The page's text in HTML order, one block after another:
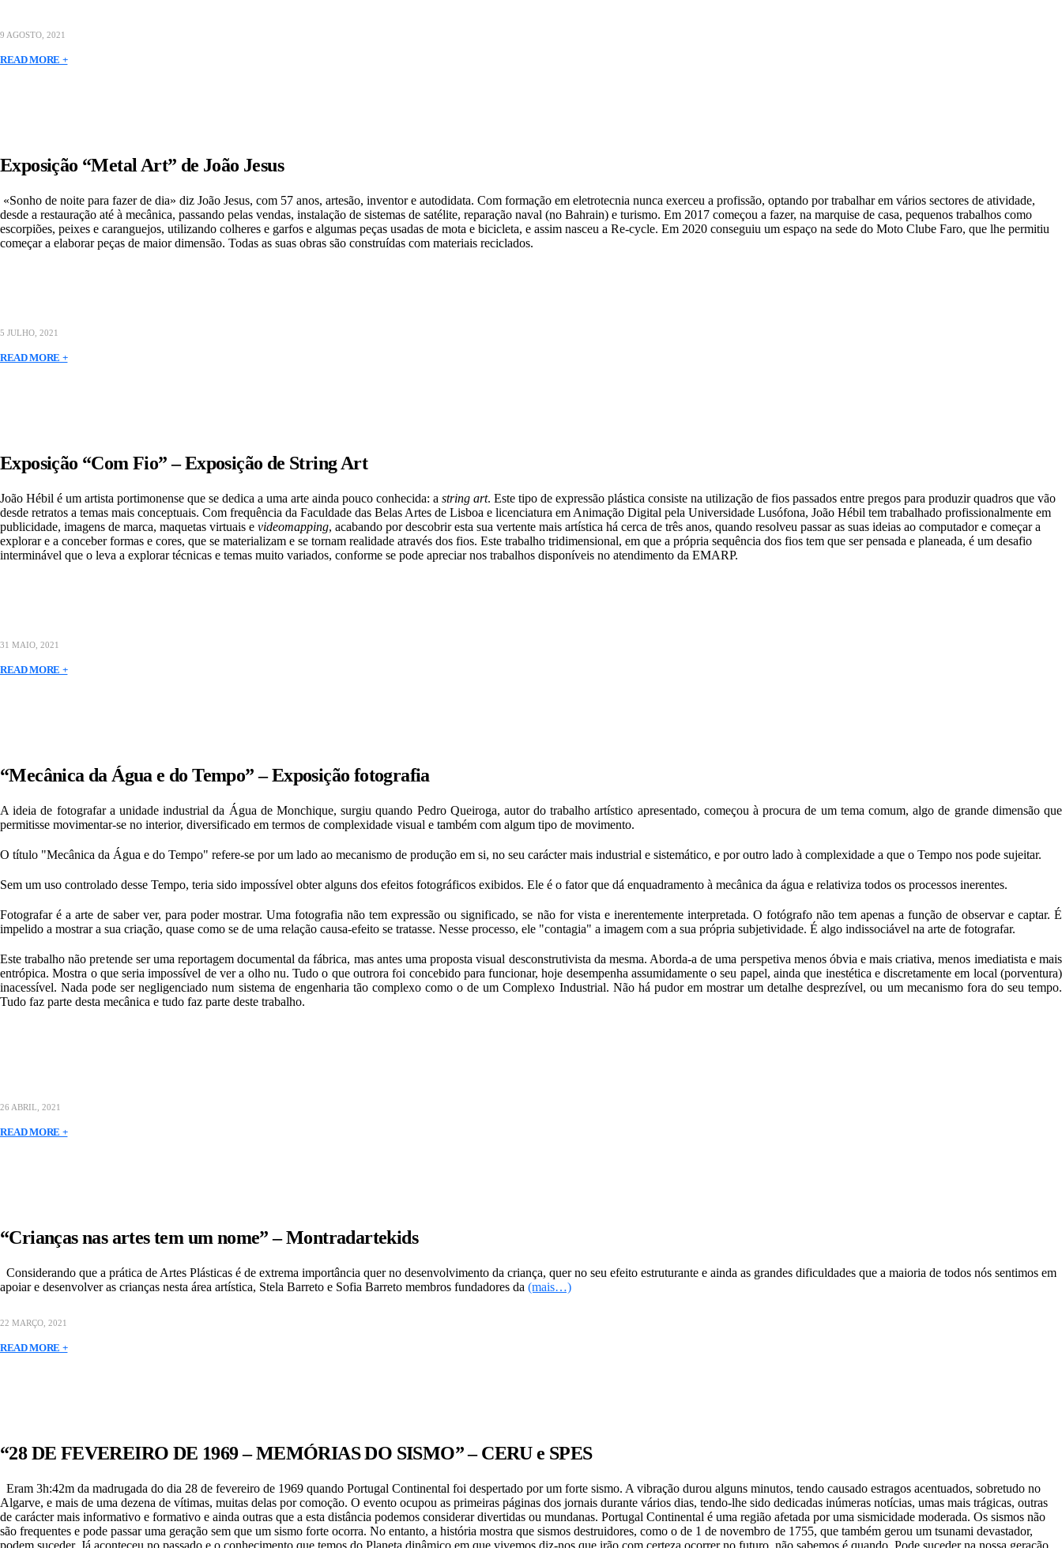
9 AGOSTO, 2021
READ MORE +
Exposição “Metal Art” de João Jesus
«Sonho de noite para fazer de dia» diz João Jesus, com 57 anos, artesão, inventor e autodidata. Com formação em eletrotecnia nunca exerceu a profissão, optando por trabalhar em vários sectores de atividade,
desde a restauração até à mecânica, passando pelas vendas, instalação de sistemas de satélite, reparação naval (no Bahrain) e turismo. Em 2017 começou a fazer, na marquise de casa, pequenos trabalhos como
escorpiões, peixes e caranguejos, utilizando colheres e garfos e algumas peças usadas de mota e bicicleta, e assim nasceu a Re-cycle. Em 2020 conseguiu um espaço na sede do Moto Clube Faro, que lhe permitiu
começar a elaborar peças de maior dimensão. Todas as suas obras são construídas com materiais reciclados.
5 JULHO, 2021
READ MORE +
Exposição “Com Fio” – Exposição de String Art
João Hébil é um artista portimonense que se dedica a uma arte ainda pouco conhecida: a string art. Este tipo de expressão plástica consiste na utilização de fios passados entre pregos para produzir quadros que vão
desde retratos a temas mais conceptuais. Com frequência da Faculdade das Belas Artes de Lisboa e licenciatura em Animação Digital pela Universidade Lusófona, João Hébil tem trabalhado profissionalmente em
publicidade, imagens de marca, maquetas virtuais e videomapping, acabando por descobrir esta sua vertente mais artística há cerca de três anos, quando resolveu passar as suas ideias ao computador e começar a
explorar e a conceber formas e cores, que se materializam e se tornam realidade através dos fios. Este trabalho tridimensional, em que a própria sequência dos fios tem que ser pensada e planeada, é um desafio
interminável que o leva a explorar técnicas e temas muito variados, conforme se pode apreciar nos trabalhos disponíveis no atendimento da EMARP.
31 MAIO, 2021
READ MORE +
“Mecânica da Água e do Tempo” – Exposição fotografia
A ideia de fotografar a unidade industrial da Água de Monchique, surgiu quando Pedro Queiroga, autor do trabalho artístico apresentado, começou à procura de um tema comum, algo de grande dimensão que
permitisse movimentar-se no interior, diversificado em termos de complexidade visual e também com algum tipo de movimento.
O título "Mecânica da Água e do Tempo" refere-se por um lado ao mecanismo de produção em si, no seu carácter mais industrial e sistemático, e por outro lado à complexidade a que o Tempo nos pode sujeitar.
Sem um uso controlado desse Tempo, teria sido impossível obter alguns dos efeitos fotográficos exibidos. Ele é o fator que dá enquadramento à mecânica da água e relativiza todos os processos inerentes.
Fotografar é a arte de saber ver, para poder mostrar. Uma fotografia não tem expressão ou significado, se não for vista e inerentemente interpretada. O fotógrafo não tem apenas a função de observar e captar. É
impelido a mostrar a sua criação, quase como se de uma relação causa-efeito se tratasse. Nesse processo, ele "contagia" a imagem com a sua própria subjetividade. É algo indissociável na arte de fotografar.
Este trabalho não pretende ser uma reportagem documental da fábrica, mas antes uma proposta visual desconstrutivista da mesma. Aborda-a de uma perspetiva menos óbvia e mais criativa, menos imediatista e mais
entrópica. Mostra o que seria impossível de ver a olho nu. Tudo o que outrora foi concebido para funcionar, hoje desempenha assumidamente o seu papel, ainda que inestética e discretamente em local (porventura)
inacessível. Nada pode ser negligenciado num sistema de engenharia tão complexo como o de um Complexo Industrial. Não há pudor em mostrar um detalhe desprezível, ou um mecanismo fora do seu tempo.
Tudo faz parte desta mecânica e tudo faz parte deste trabalho.
26 ABRIL, 2021
READ MORE +
“Crianças nas artes tem um nome” – Montradartekids
Considerando que a prática de Artes Plásticas é de extrema importância quer no desenvolvimento da criança, quer no seu efeito estruturante e ainda as grandes dificuldades que a maioria de todos nós sentimos em
apoiar e desenvolver as crianças nesta área artística, Stela Barreto e Sofia Barreto membros fundadores da (mais…)
22 MARÇO, 2021
READ MORE +
“28 DE FEVEREIRO DE 1969 – MEMÓRIAS DO SISMO” – CERU e SPES
Eram 3h:42m da madrugada do dia 28 de fevereiro de 1969 quando Portugal Continental foi despertado por um forte sismo. A vibração durou alguns minutos, tendo causado estragos acentuados, sobretudo no
Algarve, e mais de uma dezena de vítimas, muitas delas por comoção. O evento ocupou as primeiras páginas dos jornais durante vários dias, tendo-lhe sido dedicadas inúmeras notícias, umas mais trágicas, outras
de carácter mais informativo e formativo e ainda outras que a esta distância podemos considerar divertidas ou mundanas. Portugal Continental é uma região afetada por uma sismicidade moderada. Os sismos não
são frequentes e pode passar uma geração sem que um sismo forte ocorra. No entanto, a história mostra que sismos destruidores, como o de 1 de novembro de 1755, que também gerou um tsunami devastador,
podem suceder. Já aconteceu no passado e o conhecimento que temos do Planeta dinâmico em que vivemos diz-nos que irão com certeza ocorrer no futuro, não sabemos é quando. Pode suceder na nossa geração,